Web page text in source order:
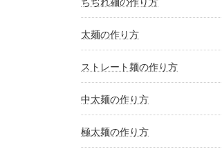
太麺の作り方
ストレート麺の作り方
中太麺の作り方
極太麺の作り方